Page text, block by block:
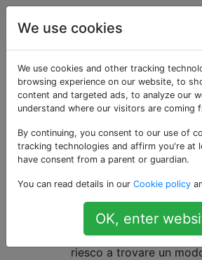
Applicazioni Web
Domande
«facebook-
8
Modo migliore per
registro / sequenza
delle attività di
Sto cercando di trovare
pubblicato sulla mia
diversi mesi (o
riesco a trovare un
We use cookies
We use cookies and other tracking
browsing experience on our website, to
content and targeted ads, to analyze our
understand where our visitors are coming
By continuing, you consent to our use of
tracking technologies and affirm you're at
have consent from a parent or guardian.
You can read details in our Cookie policy
OK, enter